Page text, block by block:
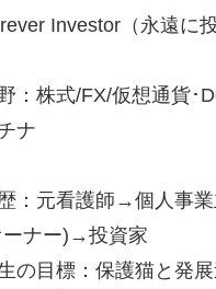
Investor （永遠に
：株式/FX/仮想通貨･
ナ
：元看護師→個人事
ーナー)→投資家
の目標：保護猫と発